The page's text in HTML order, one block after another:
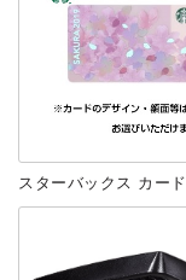
スターバックス カード